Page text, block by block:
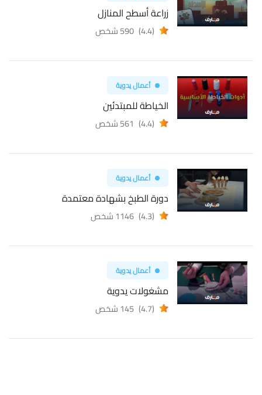
زراعة أسطح المنازل
(4.4) 590 شخص
أعمال يدوية
الخياطة للمبتدئين
(4.4) 561 شخص
أعمال يدوية
دورة الطبخ بشهادة معتمدة
(4.3) 1146 شخص
أعمال يدوية
مشغولات يدوية
(4.7) 145 شخص